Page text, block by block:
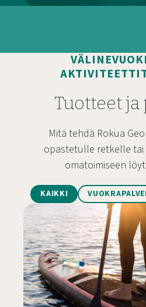
Tuotteet ja
Mitä tehdä Rokua
opastetulle retkelle
omatoimiseen
KAIKKI